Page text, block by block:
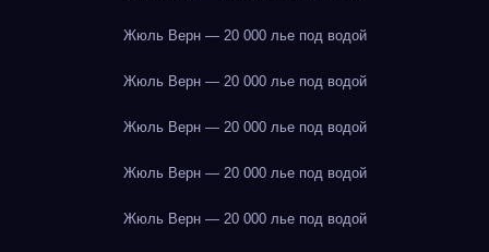
Жюль Верн — 20 000 лье под водой
Жюль Верн — 20 000 лье под водой
Жюль Верн — 20 000 лье под водой
Жюль Верн — 20 000 лье под водой
Жюль Верн — 20 000 лье под водой